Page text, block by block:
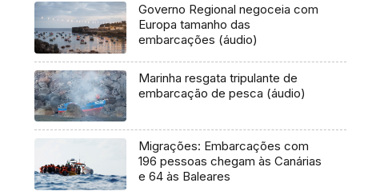
Governo Regional negoceia com
Europa tamanho das
embarcações (áudio)
Marinha resgata tripulante de
embarcação de pesca (áudio)
Migrações: Embarcações com
196 pessoas chegam às Canárias
e 64 às Baleares